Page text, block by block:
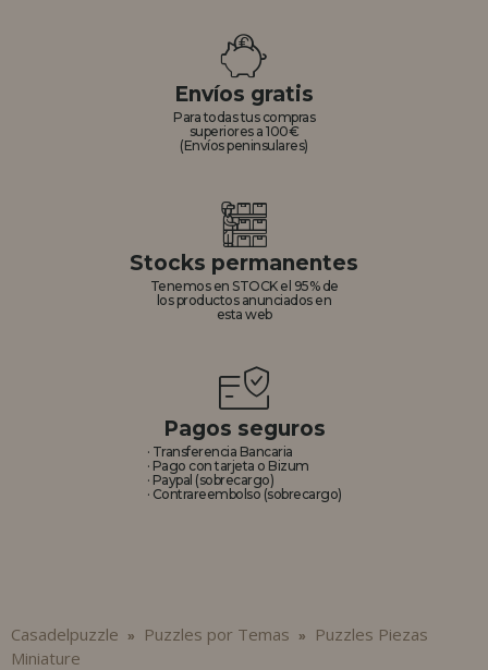
Envíos gratis
Para todas tus compras
superiores a 100€
(Envíos peninsulares)
Stocks permanentes
Tenemos en STOCK el 95% de
los productos anunciados en
esta web
Pagos seguros
· Transferencia Bancaria
· Pago con tarjeta o Bizum
· Paypal (sobrecargo)
· Contrareembolso (sobrecargo)
Casadelpuzzle » Puzzles por Temas »
Puzzles Piezas
Miniature